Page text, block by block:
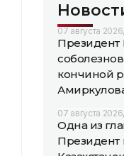
07 августа
Президент
кончиной
07 августа
Одна из
Президент